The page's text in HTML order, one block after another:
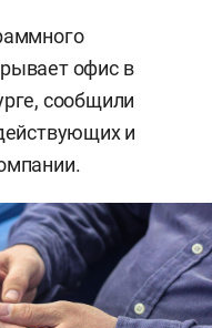
офис в
сообщили
и